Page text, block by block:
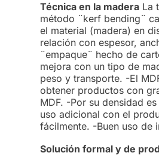
Técnica en la madera La
método ¨kerf bending¨
el material (madera) en
relación con espesor,
¨empaque¨ hecho de
mejora con un tipo de
peso y transporte. -El
obtener productos con
MDF. -Por su densidad
uso adicional con el
fácilmente. -Buen uso de
Solución formal y de